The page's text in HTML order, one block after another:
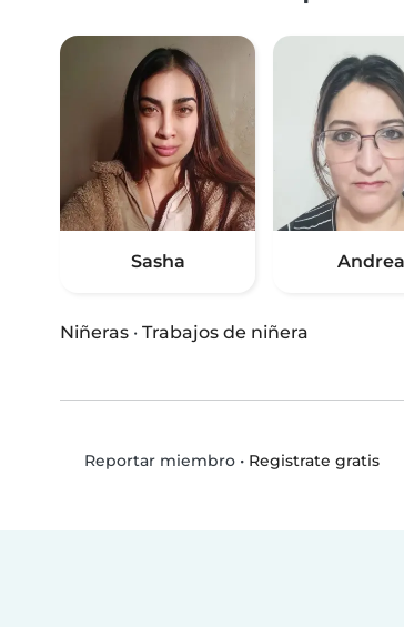
Sasha Andrea
Niñeras · Trabajos de niñera
Reportar miembro• Registrate gratis